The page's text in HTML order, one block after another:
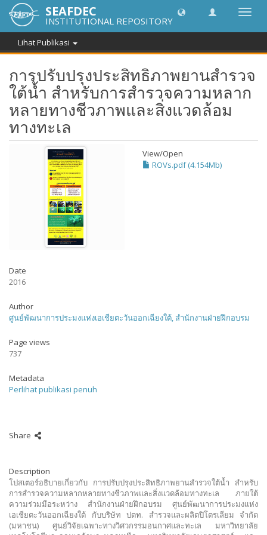
Lipat
SEAFDEC
INSTITUTIONAL REPOSITORY
Lihat Publikasi
การปรับปรุงประสิทธิภาพยานสำรวจ
ใต้น้ำ สำหรับการสำรวจความหลาก
หลายทางชีวภาพและสิ่งแวดล้อม
ทางทะเล
View/Open
ROVs.pdf (4.154Mb)
Date
2016
Author
ศูนย์พัฒนาการประมงแห่งเอเชียตะวันออกเฉียงใต้, สำนักงานฝ่ายฝึกอบรม
Page views
737
Metadata
Perlihat publikasi penuh
Share
Description
โปสเตอร์อธิบายเกี่ยวกับ การปรับปรุงประสิทธิภาพยานสำรวจใต้น้ำ สำหรับ
การสำรวจความหลากหลายทางชีวภาพและสิ่งแวดล้อมทางทะเล ภายใต้
ความร่วมมือระหว่าง สำนักงานฝ่ายฝึกอบรม ศูนย์พัฒนาการประมงแห่ง
เอเชียตะวันออกเฉียงใต้ กับบริษัท ปตท. สำรวจและผลิตปิโตรเลียม จำกัด
(มหาชน) ศูนย์วิจัยเฉพาะทางวิศวกรรมอนกาศและทะเล มหาวิทยาลัย